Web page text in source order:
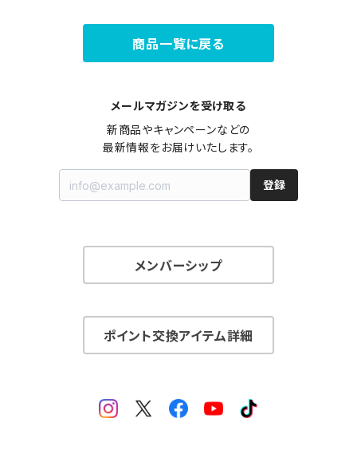
商品一覧に戻る
メールマガジンを受け取る
新商品やキャンペーンなどの
最新情報をお届けいたします。
登録
メンバーシップ
ポイント交換アイテム詳細